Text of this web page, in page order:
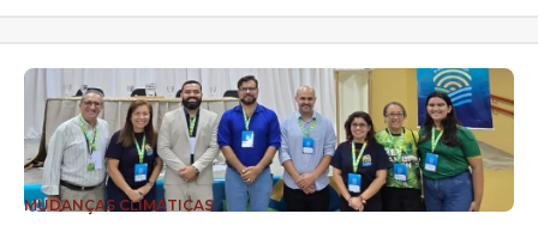
MUDANÇAS CLIMÁTICAS